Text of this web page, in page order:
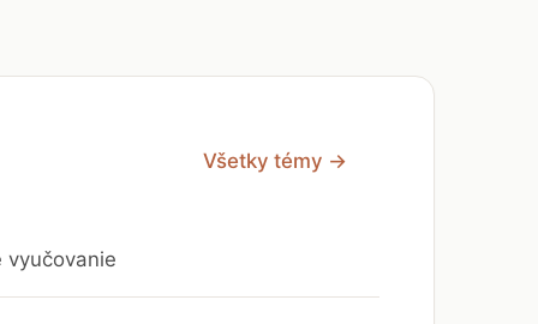
Všetky témy →
vyučovanie